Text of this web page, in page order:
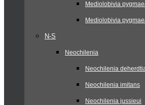
Mediolobivia
Mediolobivia
N-S
Neochilenia
Neochilenia
Neochilenia imitans
Neochilenia jussieui